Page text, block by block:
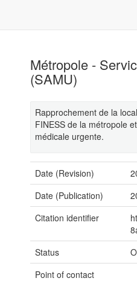
Métropole -
(SAMU)
Rapprochement de la
FINESS de la métropole
médicale urgente.
Date (Revision)
Date (Publication)
Citation identifier
Status
Point of contact